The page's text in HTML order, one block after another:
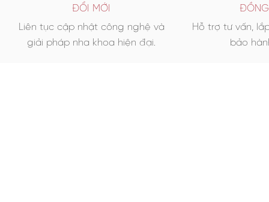
ĐỔI MỚI
Liên tục cập nhật công nghệ và
giải pháp nha khoa hiện đại.
Hỗ trợ tư vấn,
bảo